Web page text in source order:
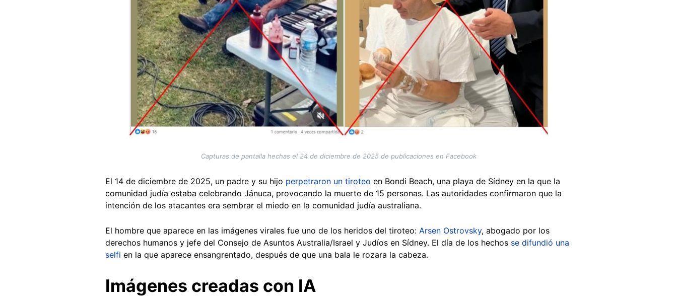
Capturas de pantalla hechas el 24 de diciembre de 2025 de publicaciones en Facebook
El 14 de diciembre de 2025, un padre y su hijo perpetraron un tiroteo en Bondi Beach, una playa de Sídney en la que la
comunidad judía estaba celebrando Jánuca, provocando la muerte de 15 personas. Las autoridades confirmaron que la
intención de los atacantes era sembrar el miedo en la comunidad judía australiana.
El hombre que aparece en las imágenes virales fue uno de los heridos del tiroteo: Arsen Ostrovsky, abogado por los
derechos humanos y jefe del Consejo de Asuntos Australia/Israel y Judíos en Sídney. El día de los hechos se difundió una
selfi en la que aparece ensangrentado, después de que una bala le rozara la cabeza.
Imágenes creadas con IA